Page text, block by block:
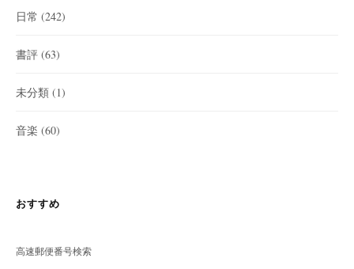
日常 (242)
書評 (63)
未分類 (1)
音楽 (60)
おすすめ
高速郵便番号検索